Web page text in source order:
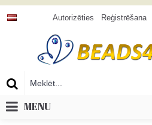
Autorizēties Reģistrēšana
MENU